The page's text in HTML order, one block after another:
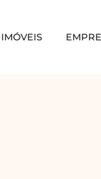
IMÓVEIS